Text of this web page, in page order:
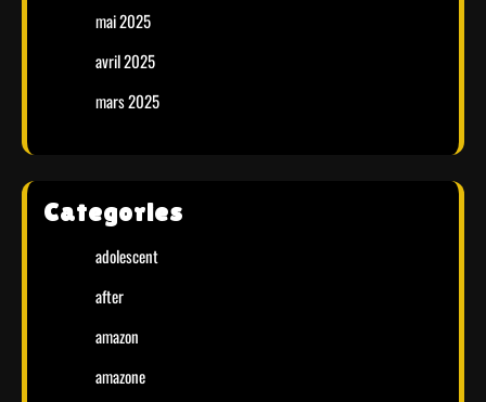
mai 2025
avril 2025
mars 2025
Categories
adolescent
after
amazon
amazone